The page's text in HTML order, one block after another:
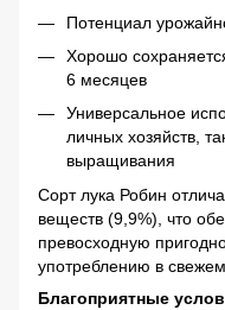
Потенциал
Хорошо
6 месяцев
Универсальное
личных хозяйств,
выращивания
Сорт лука Робин
веществ (9,9%), что
превосходную
употреблению в
Благоприятные